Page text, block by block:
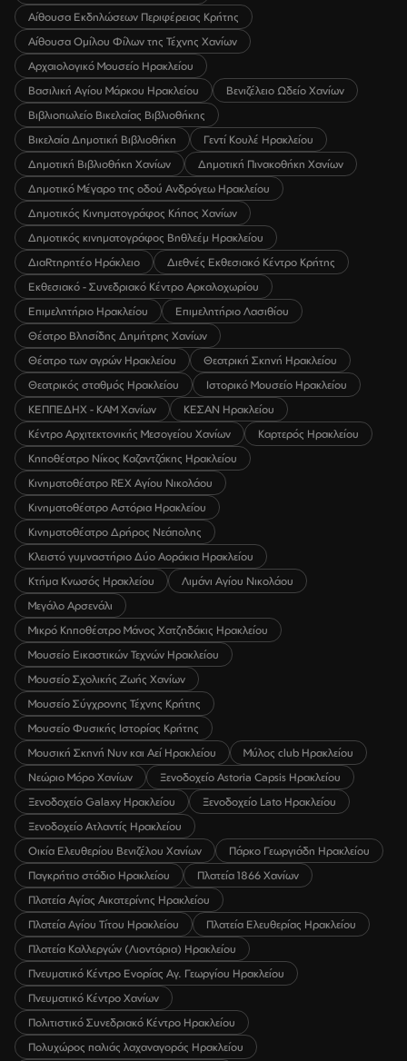
Αίθουσα Εκδηλώσεων Περιφέρειας Κρήτης
Αίθουσα Ομίλου Φίλων της Τέχνης Χανίων
Αρχαιολογικό Μουσείο Ηρακλείου
Βασιλική Αγίου Μάρκου Ηρακλείου
Βενιζέλειο Ωδείο Χανίων
Βιβλιοπωλείο Βικελαίας Βιβλιοθήκης
Βικελαία Δημοτική Βιβλιοθήκη
Γεντί Κουλέ Ηρακλείου
Δημοτική Βιβλιοθήκη Χανίων
Δημοτική Πινακοθήκη Χανίων
Δημοτικό Μέγαρο της οδού Ανδρόγεω Ηρακλείου
Δημοτικός Κινηματογράφος Κήπος Χανίων
Δημοτικός κινηματογράφος Βηθλεέμ Ηρακλείου
ΔιαRτηρητέο Ηράκλειο
Διεθνές Εκθεσιακό Κέντρο Κρήτης
Εκθεσιακό - Συνεδριακό Κέντρο Αρκαλοχωρίου
Επιμελητήριο Ηρακλείου
Επιμελητήριο Λασιθίου
Θέατρο Βλησίδης Δημήτρης Χανίων
Θέατρο των αγρών Ηρακλείου
Θεατρική Σκηνή Ηρακλείου
Θεατρικός σταθμός Ηρακλείου
Ιστορικό Μουσείο Ηρακλείου
ΚΕΠΠΕΔΗΧ - ΚΑΜ Χανίων
ΚΕΣΑΝ Ηρακλείου
Κέντρο Αρχιτεκτονικής Μεσογείου Χανίων
Καρτερός Ηρακλείου
Κηποθέατρο Νίκος Καζαντζάκης Ηρακλείου
Κινηματοθέατρο REX Αγίου Νικολάου
Κινηματοθέατρο Αστόρια Ηρακλείου
Κινηματοθέατρο Δρήρος Νεάπολης
Κλειστό γυμναστήριο Δύο Αοράκια Ηρακλείου
Κτήμα Κνωσός Ηρακλείου
Λιμάνι Αγίου Νικολάου
Μεγάλο Αρσενάλι
Μικρό Κηποθέατρο Μάνος Χατζηδάκις Ηρακλείου
Μουσείο Εικαστικών Τεχνών Ηρακλείου
Μουσείο Σχολικής Ζωής Χανίων
Μουσείο Σύγχρονης Τέχνης Κρήτης
Μουσείο Φυσικής Ιστορίας Κρήτης
Μουσική Σκηνή Νυν και Αεί Ηρακλείου
Μύλος club Ηρακλείου
Νεώριο Μόρο Χανίων
Ξενοδοχείο Astoria Capsis Ηρακλείου
Ξενοδοχείο Galaxy Ηρακλείου
Ξενοδοχείο Lato Ηρακλείου
Ξενοδοχείο Ατλαντίς Ηρακλείου
Οικία Ελευθερίου Βενιζέλου Χανίων
Πάρκο Γεωργιάδη Ηρακλείου
Παγκρήτιο στάδιο Ηρακλείου
Πλατεία 1866 Χανίων
Πλατεία Αγίας Αικατερίνης Ηρακλείου
Πλατεία Αγίου Τίτου Ηρακλείου
Πλατεία Ελευθερίας Ηρακλείου
Πλατεία Καλλεργών (Λιοντάρια) Ηρακλείου
Πνευματικό Κέντρο Ενορίας Αγ. Γεωργίου Ηρακλείου
Πνευματικό Κέντρο Χανίων
Πολιτιστικό Συνεδριακό Κέντρο Ηρακλείου
Πολυχώρος παλιάς λαχαναγοράς Ηρακλείου